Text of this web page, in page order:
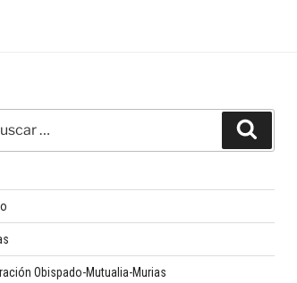
Obispado-Mutualia-Murias